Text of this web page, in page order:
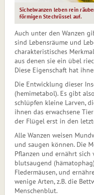
Sichelwanzen leben rein
förmigen Stechrüssel auf.
Auch unter den Wanzen
sind Lebensräume und
charakteristisches
aus denen sie ein übel
Diese Eigenschaft hat
Die Entwicklung dieser
(hemime­ta­bol). Es gibt
schlüpfen kleine Larven,
ihnen das er­wach­sene
der Flügel erst in den
Alle Wanzen weisen
und saugen können. Die
Pflanzen und ernährt sich
blutsaugend
Fledermäusen, und
wenige Arten, z.B. die
Menschenblut.